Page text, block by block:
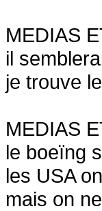
MEDIAS
il
je trouve
MEDIAS
le boeïng
les USA
mais on